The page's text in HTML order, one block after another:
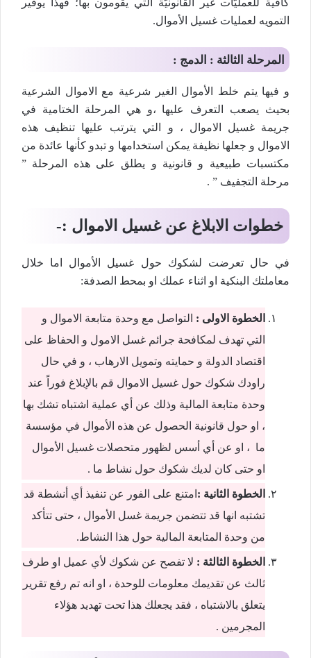
التمويه لعمليات غسيل الأموال.
المرحلة الثالثة : الدمج :
و فيها يتم خلط الأموال الغير شرعية مع الاموال الشرعية
بحيث يصعب التعرف عليها ،و هي المرحلة الختامية في
جريمة غسيل الاموال ، و التي يترتب عليها تنظيف هذه
الاموال و جعلها نظيفة يمكن استخدامها و تبدو كأنها عائدة من
مكتسبات طبيعية و قانونية و يطلق على هذه المرحلة ”
مرحلة التجفيف ” .
خطوات الابلاغ عن غسيل الاموال :-
في حال تعرضت لشكوك حول غسيل الأموال اما خلال
معاملتك البنكية او اثناء عملك او بمحط الصدفة:
الخطوة الاولى : التواصل مع وحدة متابعة الاموال و
التي تهدف لمكافحة جرائم غسل الامول و الحفاظ على
اقتصاد الدولة و حمايته وتمويل الارهاب ، و في حال
راودك شكوك حول غسيل الاموال قم بالإبلاغ فوراً عند
وحدة متابعة المالية وذلك عن أي عملية اشتباه تشك بها
، او حول قانونية الحصول عن هذه الأموال في مؤسسة
ما ، او عن أي أسس لظهور متحصلات غسيل الأموال
او حتى كان لديك شكوك حول نشاط ما .
الخطوة الثانية : امتنع على الفور عن تنفيذ أي أنشطة قد
تشتبه انها قد تتضمن جريمة غسل الأموال ، حتى تتأكد
من وحدة المتابعة المالية حول هذا النشاط.
الخطوة الثالثة : لا تفصح عن شكوك لأي عميل او طرف
ثالث عن تقديمك معلومات للوحدة ، او انه تم رفع تقرير
يتعلق بالاشتباه ، فقد يجعلك هذا تحت تهديد هؤلاء
المجرمين .